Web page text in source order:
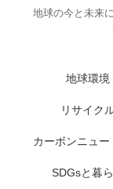
地球の今と未来
地球環境
リサイク
カーボンニュー
SDGsと暮